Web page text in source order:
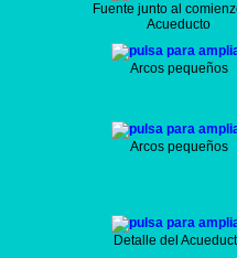
Fuente junto al
Acueducto
Arcos pequeños
Arcos pequeños
Detalle del